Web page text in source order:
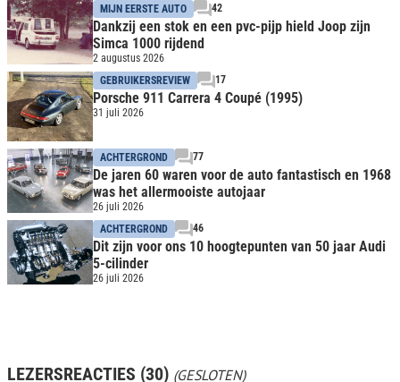
MIJN EERSTE AUTO
42
Dankzij een stok en een pvc-pijp hield Joop zijn
Simca 1000 rijdend
2 augustus 2026
GEBRUIKERSREVIEW
17
Porsche 911 Carrera 4 Coupé (1995)
31 juli 2026
ACHTERGROND 77
De jaren 60 waren voor de auto fantastisch en 1968
was het allermooiste autojaar
26 juli 2026
ACHTERGROND
46
Dit zijn voor ons 10 hoogtepunten van 50 jaar Audi
5-cilinder
26 juli 2026
LEZERSREACTIES (30) (GESLOTEN)